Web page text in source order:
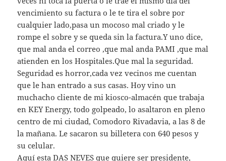
vencimiento su factura o le te tira el sobre por
cualquier lado,pasa un mocoso mal criado y le
rompe el sobre y se queda sin la factura.Y uno dice,
que mal anda el correo ,que mal anda PAMI ,que mal
atienden en los Hospitales.Que mal la seguridad.
Seguridad es horror,cada vez vecinos me cuentan
que le han entrado a sus casas. Hoy vino un
muchacho cliente de mi kiosco-almacén que trabaja
en KEY Energy, todo golpeado, lo asaltaron en pleno
centro de mi ciudad, Comodoro Rivadavia, a las 8 de
la mañana. Le sacaron su billetera con 640 pesos y
su celular.
Aquí esta DAS NEVES que quiere ser presidente,